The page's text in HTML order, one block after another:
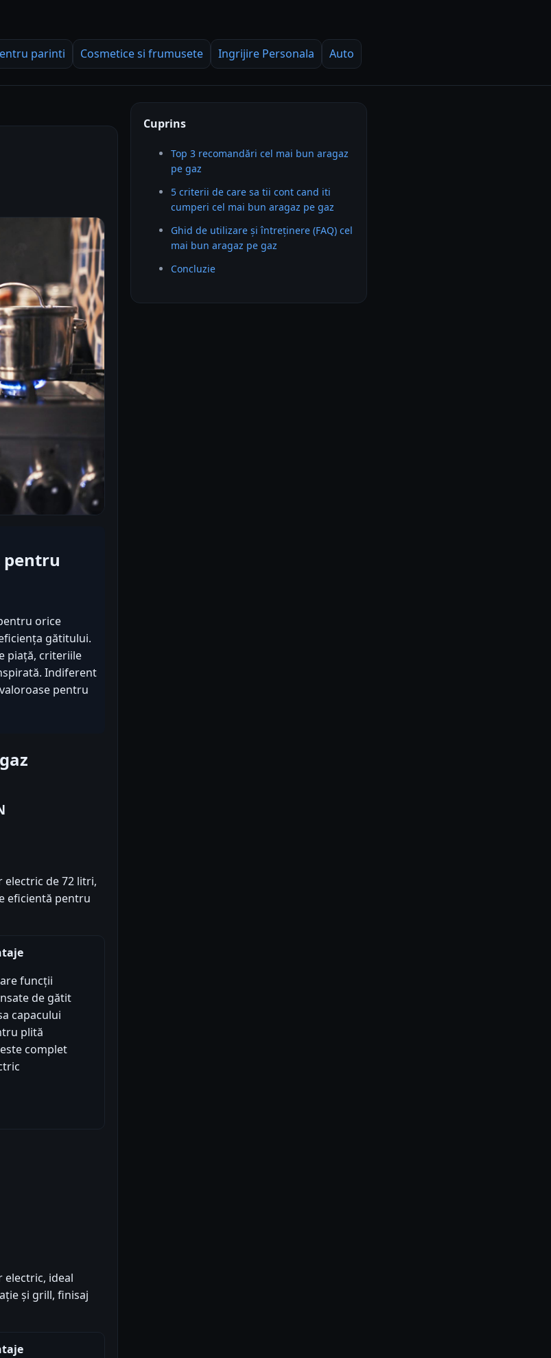
parinti Cosmetice si frumusete Ingrijire Personala Auto
pentru
orice
gătitului.
piață, criteriile
Indiferent
pentru
electric de 72 litri,
eficientă pentru
funcții
de gătit
capacului
plită
complet
electric, ideal
și grill, finisaj
Cuprins
Top 3 recomandări cel mai bun aragaz
pe gaz
5 criterii de care sa tii cont cand iti
cumperi cel mai bun aragaz pe gaz
Ghid de utilizare și întreținere (FAQ) cel
mai bun aragaz pe gaz
Concluzie